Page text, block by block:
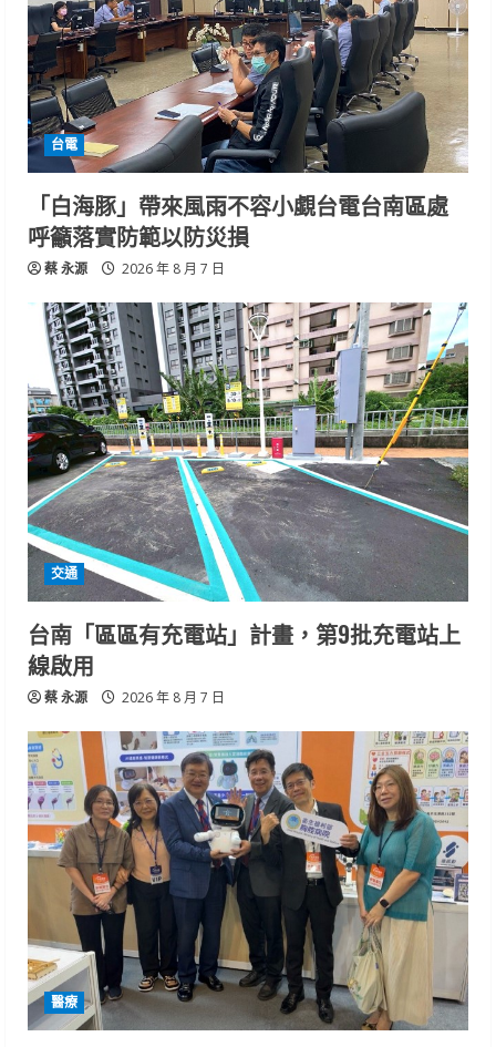
台電
「白海豚」帶來風雨不容小覷台電台南區處
呼籲落實防範以防災損
蔡 永源 2026 年 8 月 7 日
交通
台南「區區有充電站」計畫，第9批充電站上
線啟用
蔡 永源 2026 年 8 月 7 日
醫療